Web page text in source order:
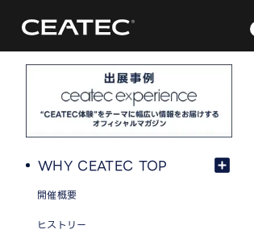
WHY CEATEC TOP
開催概要
ヒストリー